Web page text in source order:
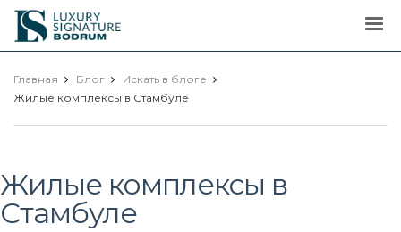
Luxury
Signature
Главная Блог
Искать в блоге
Жилые комплексы в Стамбуле
Жилые комплексы в
Стамбуле